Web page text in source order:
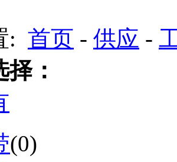
: 首页 - 供应 -
：
(0)